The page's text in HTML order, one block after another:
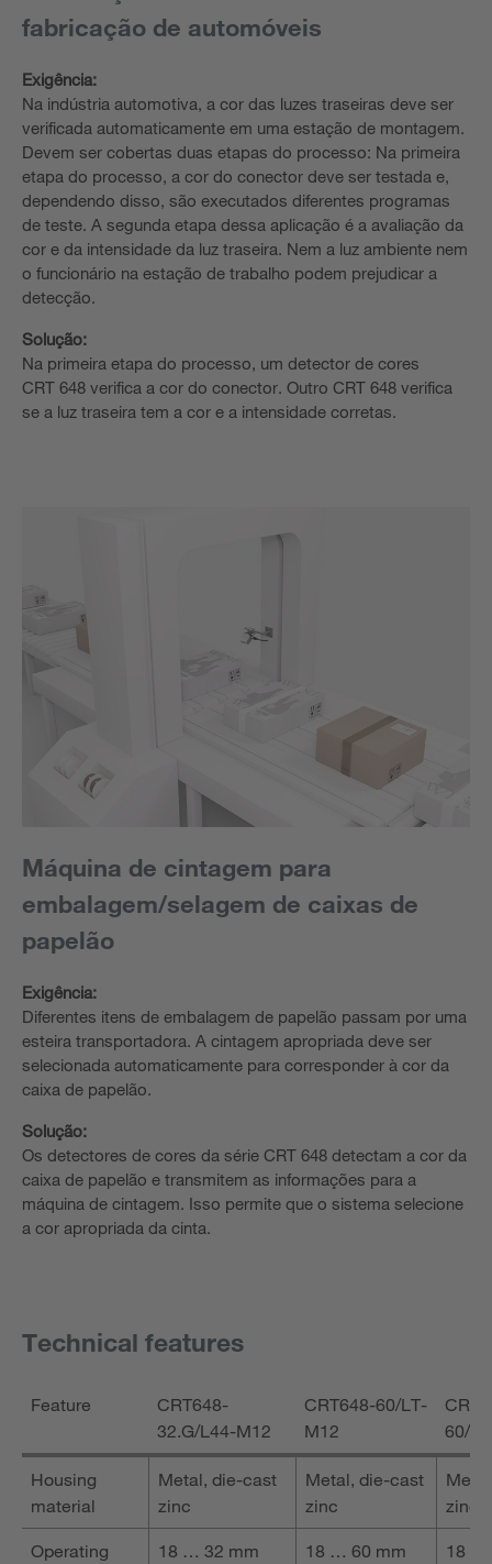
fabricação de automóveis
Exigência:
Na indústria automotiva, a cor das luzes traseiras deve ser
verificada automaticamente em uma estação de montagem.
Devem ser cobertas duas etapas do processo: Na primeira
etapa do processo, a cor do conector deve ser testada e,
dependendo disso, são executados diferentes programas
de teste. A segunda etapa dessa aplicação é a avaliação da
cor e da intensidade da luz traseira. Nem a luz ambiente nem
o funcionário na estação de trabalho podem prejudicar a
detecção.
Solução:
Na primeira etapa do processo, um detector de cores
CRT 648 verifica a cor do conector. Outro CRT 648 verifica
se a luz traseira tem a cor e a intensidade corretas.
Máquina de cintagem para
embalagem/selagem de caixas de
papelão
Exigência:
Diferentes itens de embalagem de papelão passam por uma
esteira transportadora. A cintagem apropriada deve ser
selecionada automaticamente para corresponder à cor da
caixa de papelão.
Solução:
Os detectores de cores da série CRT 648 detectam a cor da
caixa de papelão e transmitem as informações para a
máquina de cintagem. Isso permite que o sistema selecione
a cor apropriada da cinta.
Technical features
Feature
CRT648-
32.G/L44-M12
CRT648-60/LT-
M12
60/
Housing
material
Metal, die-cast
zinc
Metal, die-cast
zinc
zinc
Operating
18 … 32 mm 18 … 60 mm 18 …